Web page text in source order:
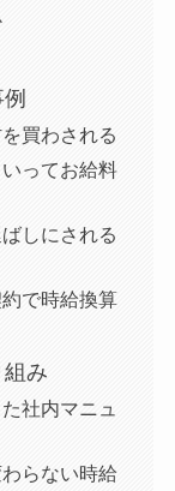
買わされる
ってお給料
しにされる
で時給換算
み
社内マニュ
らない時給